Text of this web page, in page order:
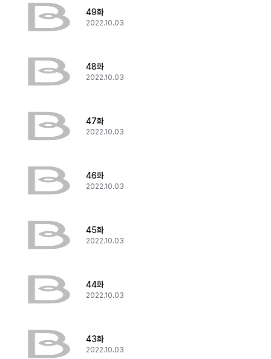
49화
2022.10.03
48화
2022.10.03
47화
2022.10.03
46화
2022.10.03
45화
2022.10.03
44화
2022.10.03
43화
2022.10.03